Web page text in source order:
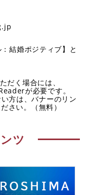
結婚ポジティブ】と
だく場合には、
が必要です。
方は、バナーのリン
さい。（無料）
ツ